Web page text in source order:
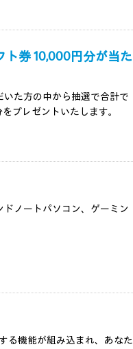
券 10,000円分が当た
た方の中から抽選で合計で
プレゼントいたします。
ノートパソコン、ゲーミン
る機能が組み込まれ、あなた